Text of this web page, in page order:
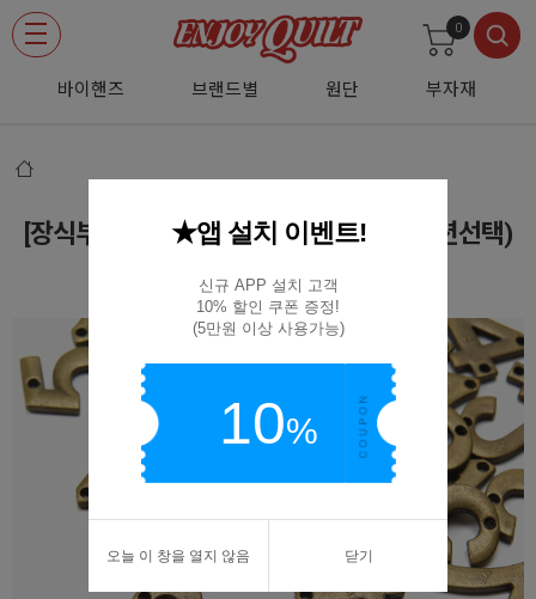
바이핸즈 브랜드별 원단 부자재
0
[장식부자재] 고급 숫자 청동 라벨 0~9 (옵션선택)
(D02)청동0~9
★앱 설치 이벤트!
신규 APP 설치 고객
10% 할인 쿠폰 증정!
(5만원 이상 사용가능)
10%
오늘 이 창을 열지 않음 닫기